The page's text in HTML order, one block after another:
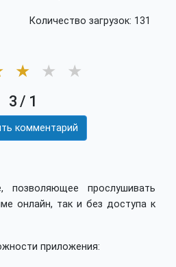
Количество загрузок: 131
★ ★ ★
3 / 1
комментарий
позволяющее прослушивать
онлайн, так и без доступа к
приложения: